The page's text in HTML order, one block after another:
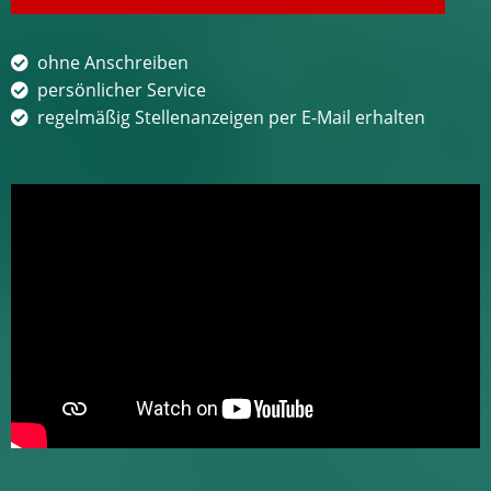
ohne Anschreiben
persönlicher Service
regelmäßig Stellenanzeigen per E-Mail erhalten